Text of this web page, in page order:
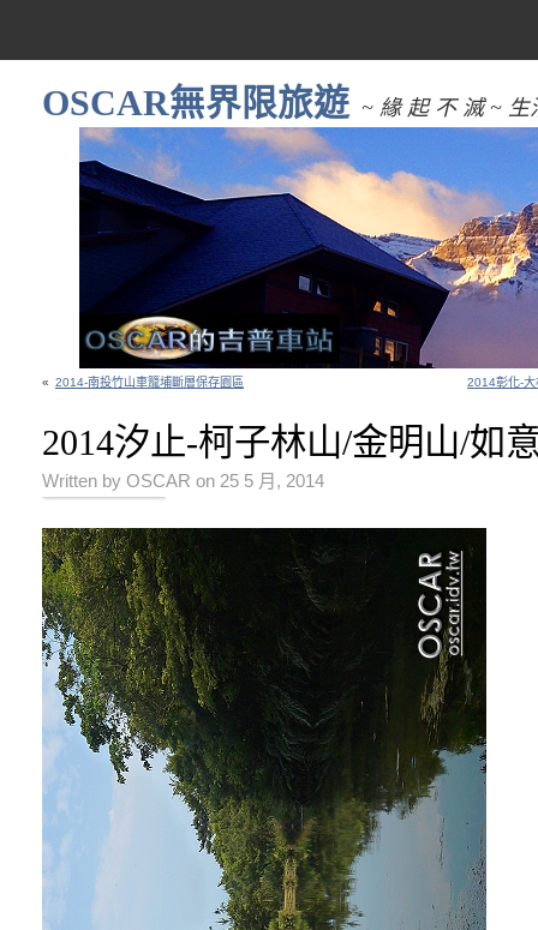
OSCAR無界限旅遊 ~ 緣 起 不 滅 ~ 生
« 2014-南投竹山車籠埔斷層保存園區 2014彰化-大
2014汐止-柯子林山/金明山/如
Written by OSCAR on 25 5 月, 2014